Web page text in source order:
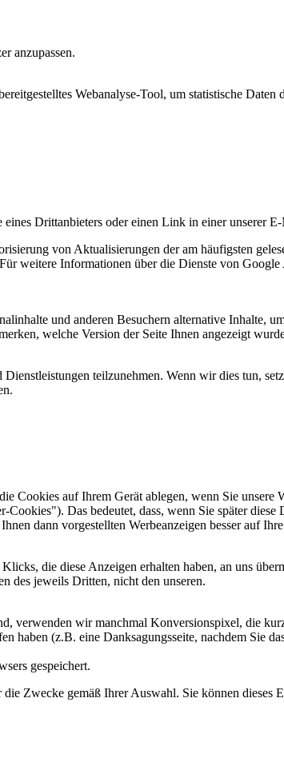
anzupassen.
Webanalyse-Tool, um statistische Daten
Drittanbieters oder einen Link in einer unserer
von Aktualisierungen der am häufigsten
weitere Informationen über die Dienste von
und anderen Besuchern alternative Inhalte,
welche Version der Seite Ihnen angezeigt
teilzunehmen. Wenn wir dies tun,
auf Ihrem Gerät ablegen, wenn Sie unsere
Das bedeutet, dass, wenn Sie später diese
dann vorgestellten Werbeanzeigen besser auf
die diese Anzeigen erhalten haben, an uns
des jeweils Dritten, nicht den unseren.
verwenden wir manchmal Konversionspixel, die
haben (z.B. eine Danksagungsseite, nachdem Sie
gespeichert.
Zwecke gemäß Ihrer Auswahl. Sie können dieses